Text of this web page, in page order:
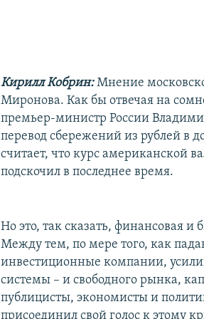
Кирилл Кобрин:Мнение
Миронова. Как бы отвечая на
премьер-министр России
перевод сбережений из рублей в
считает, что курс американской
подскочил в последнее время.
Но это, так сказать, финансовая
Между тем, по мере того, как
инвестиционные компании,
системы – и свободного рынка,
публицисты, экономисты и
присоединил свой голос к этому